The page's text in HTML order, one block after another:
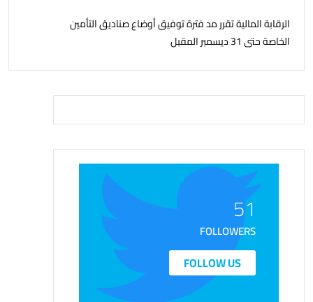
الرقابة المالية تقرر مد فترة توفيق أوضاع صناديق التأمين
الخاصة حتى 31 ديسمبر المقبل
51
FOLLOWERS
FOLLOW US